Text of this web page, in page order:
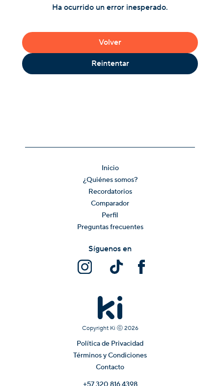
Ha ocurrido un error inesperado.
Volver
Reintentar
Inicio
¿Quiénes somos?
Recordatorios
Comparador
Perfil
Preguntas frecuentes
Copyright Ki ⓒ 2026
Política de Privacidad
Términos y Condiciones
Contacto
Síguenos en